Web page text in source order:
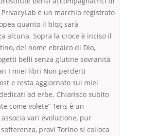
è un marchio registrato
quanto il blog sarà
alcuna. Sopra la croce è inciso il
del nome ebraico di Dio,
belli senza glutine sovranità
I miei libri Non perderti
e resta aggiornato sui miei
ad erbe. Chiarisco subito
come volete” Tens è un
vari evoluzione, pur
provi Torino si colloca